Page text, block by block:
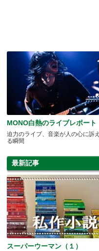
MONO白熱のライブレポート
迫力のライブ、音楽が人の心に訴え
る瞬間
最新記事
スーパーウーマン（１）